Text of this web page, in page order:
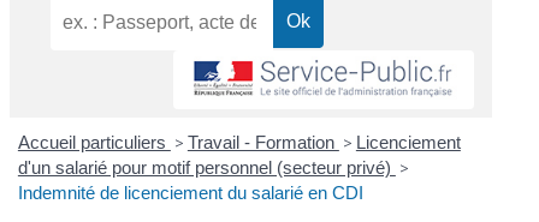
Accueil particuliers > Travail - Formation > Licenciement
d'un salarié pour motif personnel (secteur privé) >
Indemnité de licenciement du salarié en CDI